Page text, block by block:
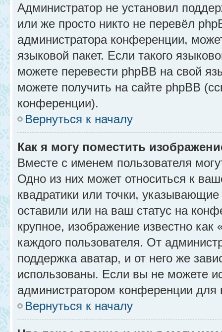
Администратор не установил
или же просто никто не перевёл
администратора конференции,
языковой пакет. Если такого
можете перевести phpBB на свой
можете получить на сайте phpBB
конференции).
Вернуться к началу
Как я могу поместить
Вместе с именем пользователя
Одно из них может относиться к
квадратики или точки,
оставили или на ваш статус на
крупное, изображение известно
каждого пользователя. От
поддержка аватар, и от него же
использованы. Если вы не можете
администратором конференции для
Вернуться к началу